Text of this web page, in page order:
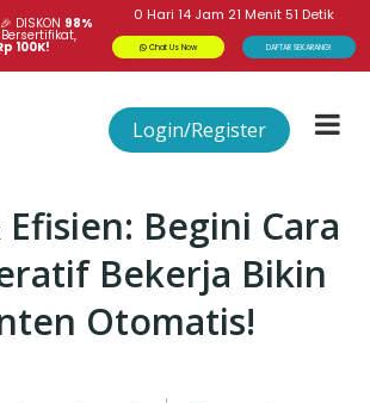
🎉 DISKON 98%
100K!
0Hari 14Jam 21Menit 50 Detik
Chat Us Now DAFTAR SEKARANG!
Login/Register
Begini Cara
Bekerja Bikin
Otomatis!